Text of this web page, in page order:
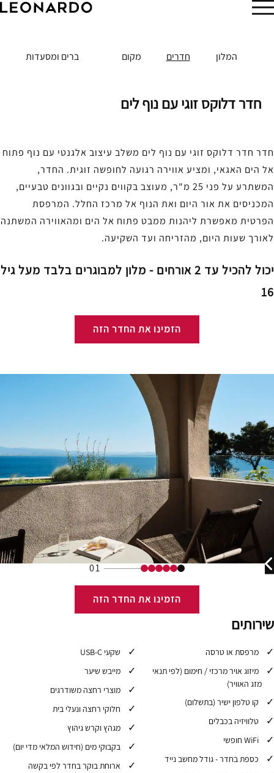
המלון חדרים מקום ברים ומסעדות
חדר דלוקס זוגי עם נוף לים
חדר חדר דלוקס זוגי עם נוף לים משלב עיצוב אלגנטי עם נוף פתוח
אל הים האגאי, ומציע אווירה רגועה לחופשה זוגית. החדר,
המשתרע על פני 25 מ"ר, מעוצב בקווים נקיים ובגוונים טבעיים,
המכניסים את אור היום ואת הנוף אל מרכז החלל. המרפסת
הפרטית מאפשרת ליהנות ממבט פתוח אל הים ומהאווירה המשתנה
לאורך שעות היום, מהזריחה ועד השקיעה.
יכול להכיל עד 2 אורחים - מלון למבוגרים בלבד מעל גיל
16
הזמינו את החדר הזה
01
הזמינו את החדר הזה
שירותים
מרפסת או טרסה
מיזוג אויר מרכזי / חימום (לפי תנאי
מזג האוויר)
קו טלפון ישיר (בתשלום)
טלוויזיה בכבלים
WiFi חופשי
כספת בחדר - גודל מחשב נייד
שקעי USB-C
מייבש שיער
מוצרי רחצה משודרגים
חלוקי רחצה ונעלי בית
מגהץ וקרש גיהוץ
בקבוקי מים (חידוש המלאי מדי יום)
ארוחת בוקר בחדר לפי בקשה